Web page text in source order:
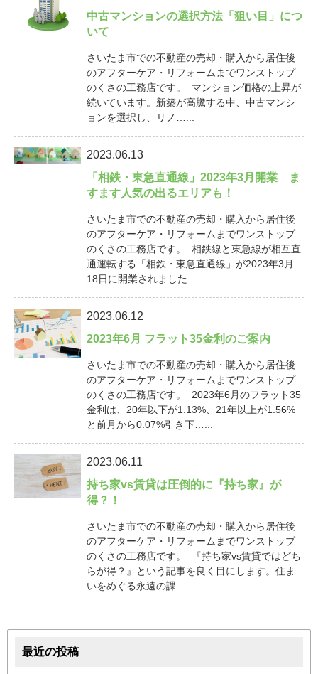
中古マンションの選択方法「狙い目」につ
いて
さいたま市での不動産の売却・購入から居住後
のアフターケア・リフォームまでワンストップ
のくさの工務店です。 マンション価格の上昇が
続いています。新築が高騰する中、中古マンシ
ョンを選択し、リノ…...
2023.06.13
「相鉄・東急直通線」2023年3月開業 ま
すます人気の出るエリアも！
さいたま市での不動産の売却・購入から居住後
のアフターケア・リフォームまでワンストップ
のくさの工務店です。 相鉄線と東急線が相互直
通運転する「相鉄・東急直通線」が2023年3月
18日に開業されました…...
2023.06.12
2023年6月 フラット35金利のご案内
さいたま市での不動産の売却・購入から居住後
のアフターケア・リフォームまでワンストップ
のくさの工務店です。 2023年6月のフラット35
金利は、20年以下が1.13%、21年以上が1.56%
と前月から0.07%引き下…...
2023.06.11
持ち家vs賃貸は圧倒的に『持ち家』が
得？！
さいたま市での不動産の売却・購入から居住後
のアフターケア・リフォームまでワンストップ
のくさの工務店です。 『持ち家vs賃貸ではどち
らが得？』という記事を良く目にします。住ま
いをめぐる永遠の課…...
最近の投稿